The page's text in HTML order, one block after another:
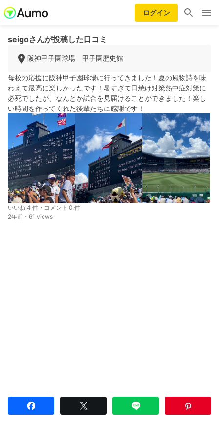
ログイン
seigoさんが投稿した口コミ
阪神甲子園球場 甲子園歴史館
母校の応援に阪神甲子園球場に行ってきました！夏の風物詩を味
わえて最高に楽しかったです！暑すぎて日焼け対策熱中症対策に
必死でしたが、なんとか試合を見届けることができました！楽し
い時間を作ってくれた後輩たちに感謝です！
いいね 4 件・コメント 0 件
2年前・61 views